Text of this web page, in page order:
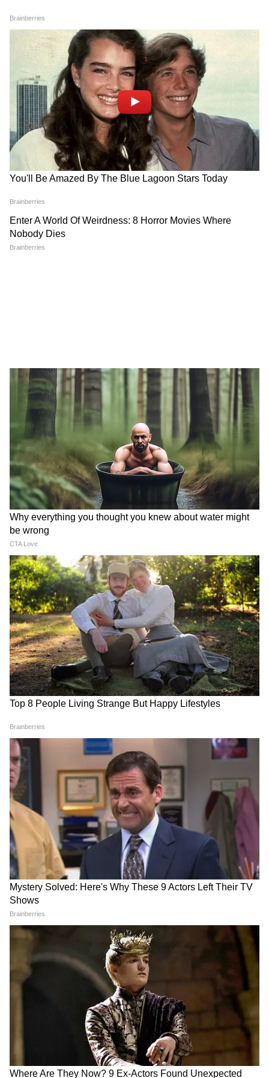
(Except for the headline, this story has
not been edited by Asianetnews Editorial
staff and is published from a syndicated
feed.)
फजीहत!
समुद्र की तरह क्यों हिल रहा था मोरबी के कुएं का
पानी? खुल गया सबसे बड़ा राज